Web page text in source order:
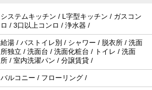
システムキッチン / L字型キッチン / ガスコン
ロ / 3口以上コンロ / 浄水器 /
給湯 / バストイレ別 / シャワー / 脱衣所 / 洗面
所独立 / 洗面台 / 洗面化粧台 / トイレ / 洗面
所 / 室内洗濯パン / 分譲賃貸 /
バルコニー / フローリング /